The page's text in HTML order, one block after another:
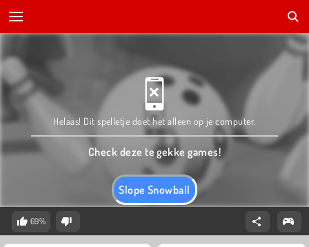
Slope Snowball
Helaas! Dit spelletje doet het alleen op je computer.
Check deze te gekke games!
69%